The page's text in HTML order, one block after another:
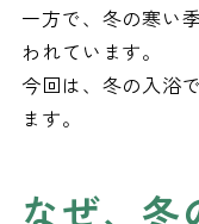
一方で、冬の寒い
われています。
今回は、冬の入浴
ます。
なぜ、冬